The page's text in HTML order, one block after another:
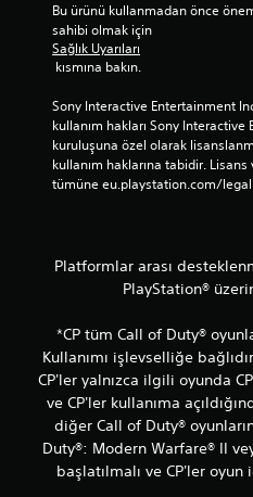
Bu ürünü kullanmadan önce
sahibi olmak için
Sağlık Uyarıları
kısmına bakın.
Sony Interactive Entertainment
kullanım hakları Sony
kuruluşuna özel olarak
kullanım haklarına tabidir. Lisans
tümüne eu.playstation.com/
Platformlar arası
PlayStation®
*CP tüm Call of Duty®
Kullanımı işlevselliğe
CP'ler yalnızca ilgili oyunda
ve CP'ler kullanıma
diğer Call of Duty®
Duty®: Modern Warfare® II
başlatılmalı ve CP'ler